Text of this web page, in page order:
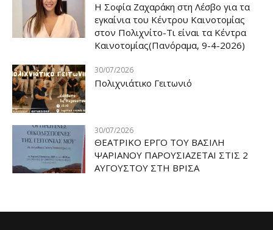
Η Σοφία Ζαχαράκη στη Λέσβο για τα
εγκαίνια του Κέντρου Καινοτομίας
στον Πολιχνίτο-Τι είναι τα Κέντρα
Καινοτομίας(Πανόραμα, 9-4-2026)
30/07/2026
Πολιχνιάτικο Γειτωνιό
30/07/2026
ΘΕΑΤΡΙΚΟ ΕΡΓΟ ΤΟΥ ΒΑΣΙΛΗ
ΨΑΡΙΑΝΟΥ ΠΑΡΟΥΣΙΑΖΕΤΑΙ ΣΤΙΣ 2
ΑΥΓΟΥΣΤΟΥ ΣΤΗ ΒΡΙΣΑ